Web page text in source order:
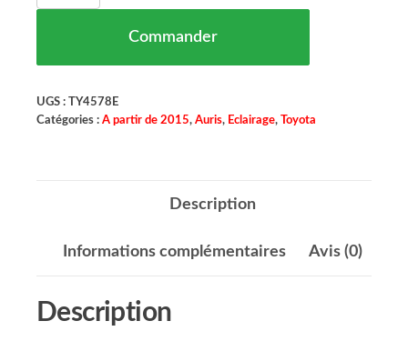
Commander
UGS : TY4578E
Catégories : A partir de 2015, Auris, Eclairage, Toyota
Description
Informations complémentaires Avis (0)
Description